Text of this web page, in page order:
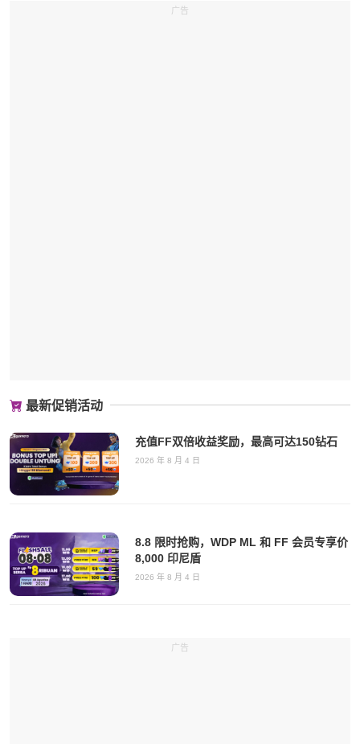
广告
最新促销活动
充值FF双倍收益奖励，最高可达150钻石
2026 年 8 月 4 日
8.8 限时抢购，WDP ML 和 FF 会员专享价
8,000 印尼盾
2026 年 8 月 4 日
广告